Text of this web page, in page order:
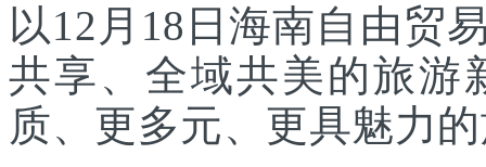
以12月18日海南自由贸
共享、全域共美的旅游
质、更多元、更具魅力